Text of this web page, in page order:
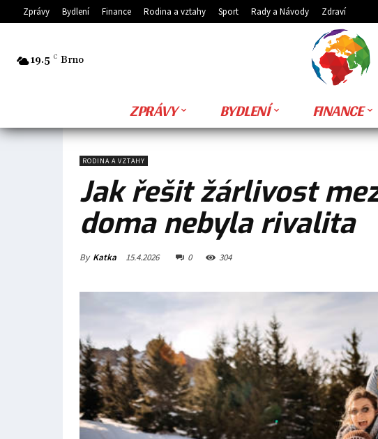
Zprávy Bydlení Finance Rodina a vztahy Sport Rady a Návody Zdraví
19.5 C Brno
ZPRÁVY BYDLENÍ FINANCE
RODINA A VZTAHY
Jak řešit žárlivost
doma nebyla rivalita
By Katka 15.4.2026 0 304